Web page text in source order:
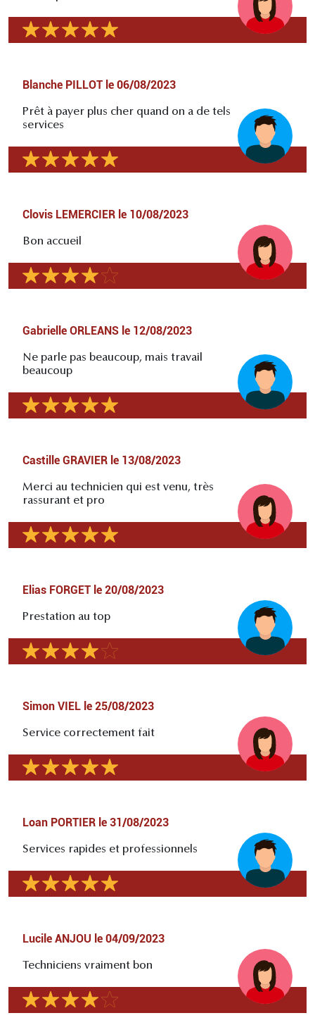
Blanche PILLOT le 06/08/2023
Prêt à payer plus cher quand on a de tels
services
Clovis LEMERCIER le 10/08/2023
Bon accueil
Gabrielle ORLEANS le 12/08/2023
Ne parle pas beaucoup, mais travail
beaucoup
Castille GRAVIER le 13/08/2023
Merci au technicien qui est venu, très
rassurant et pro
Elias FORGET le 20/08/2023
Prestation au top
Simon VIEL le 25/08/2023
Service correctement fait
Loan PORTIER le 31/08/2023
Services rapides et professionnels
Lucile ANJOU le 04/09/2023
Techniciens vraiment bon